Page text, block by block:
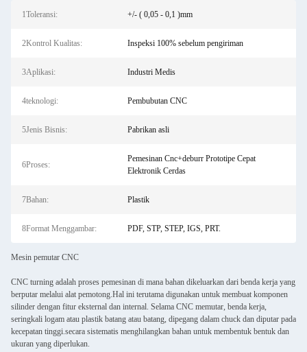
1Toleransi: +/- ( 0,05 - 0,1 )mm
2Kontrol Kualitas: Inspeksi 100% sebelum pengiriman
3Aplikasi: Industri Medis
4teknologi: Pembubutan CNC
5Jenis Bisnis: Pabrikan asli
6Proses:
Pemesinan Cnc+deburr Prototipe Cepat
Elektronik Cerdas
7Bahan: Plastik
8Format Menggambar: PDF, STP, STEP, IGS, PRT.
Mesin pemutar CNC
CNC turning adalah proses pemesinan di mana bahan dikeluarkan dari benda kerja yang
berputar melalui alat pemotong.Hal ini terutama digunakan untuk membuat komponen
silinder dengan fitur eksternal dan internal. Selama CNC memutar, benda kerja,
seringkali logam atau plastik batang atau batang, dipegang dalam chuck dan diputar pada
kecepatan tinggi.secara sistematis menghilangkan bahan untuk membentuk bentuk dan
ukuran yang diperlukan.